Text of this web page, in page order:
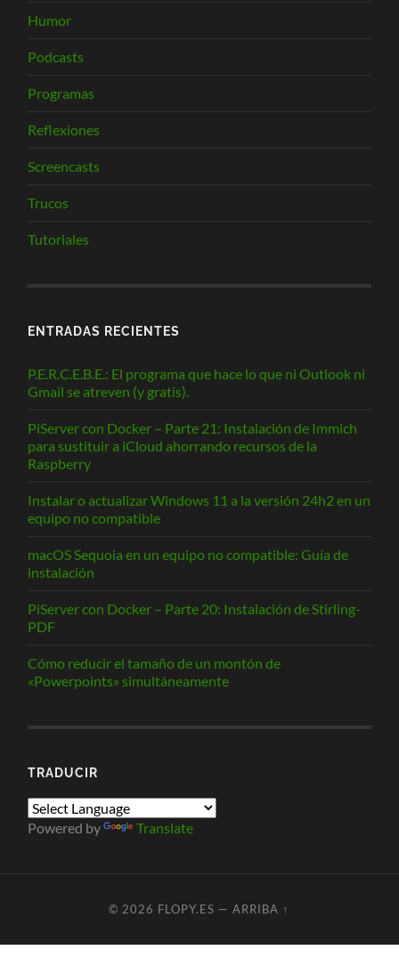
Humor
Podcasts
Programas
Reflexiones
Screencasts
Trucos
Tutoriales
ENTRADAS RECIENTES
P.E.R.C.E.B.E.: El programa que hace lo que ni Outlook ni
Gmail se atreven (y gratis).
PiServer con Docker – Parte 21: Instalación de Immich
para sustituir a iCloud ahorrando recursos de la
Raspberry
Instalar o actualizar Windows 11 a la versión 24h2 en un
equipo no compatible
macOS Sequoia en un equipo no compatible: Guía de
instalación
PiServer con Docker – Parte 20: Instalación de Stirling-
PDF
Cómo reducir el tamaño de un montón de
«Powerpoints» simultáneamente
TRADUCIR
Powered by Translate
© 2026 FLOPY.ES —ARRIBA ↑